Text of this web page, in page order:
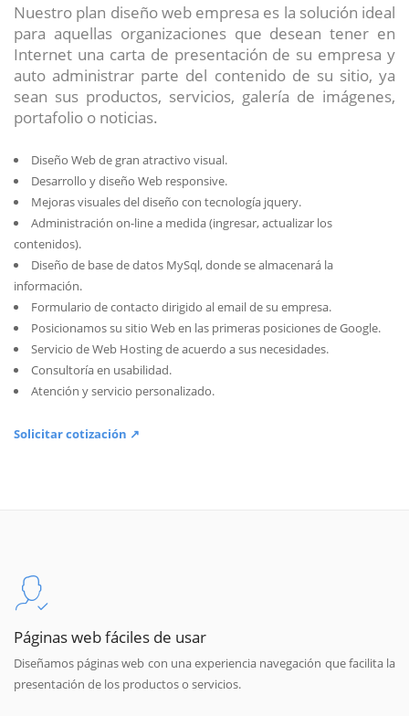
Nuestro plan diseño web empresa es la solución ideal
para aquellas organizaciones que desean tener en
Internet una carta de presentación de su empresa y
auto administrar parte del contenido de su sitio, ya
sean sus productos, servicios, galería de imágenes,
portafolio o noticias.
Diseño Web de gran atractivo visual.
Desarrollo y diseño Web responsive.
Mejoras visuales del diseño con tecnología jquery.
Administración on-line a medida (ingresar, actualizar los
contenidos).
Diseño de base de datos MySql, donde se almacenará la
información.
Formulario de contacto dirigido al email de su empresa.
Posicionamos su sitio Web en las primeras posiciones de Google.
Servicio de Web Hosting de acuerdo a sus necesidades.
Consultoría en usabilidad.
Atención y servicio personalizado.
Solicitar cotización ↗
Páginas web fáciles de usar
Diseñamos páginas web con una experiencia navegación que facilita la
presentación de los productos o servicios.